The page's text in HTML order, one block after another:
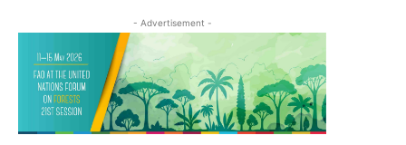
- Advertisement -